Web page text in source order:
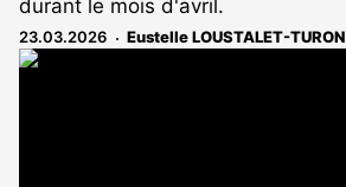
durant le mois d'avril.
23.03.2026 Eustelle LOUSTALET-TURON